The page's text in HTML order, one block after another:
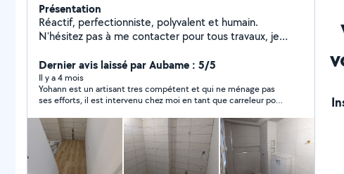
Présentation
Réactif, perfectionniste, polyvalent et humain.
N'hésitez pas à me contacter pour tous travaux, je
solution ensemble CAP électricité obtenu cette année
Dernier avis laissé par Aubame : 5/5
Il y a 4 mois
Yohann est un artisant tres compétent et qui ne ménage pas
ses efforts, il est intervenu chez moi en tant que carreleur pour
difficultés (mur inégaux, plomberie antique) il n'a pas hésiter à
tout detruire pour reconstruire lorsque les autres artisants
interrogés voulaient faire du cache misere en wedi. Au dela du
travail irréprochable yohann est quelqu'un de tres attachant qui
mériterait tout de meme un peu d'organisation.